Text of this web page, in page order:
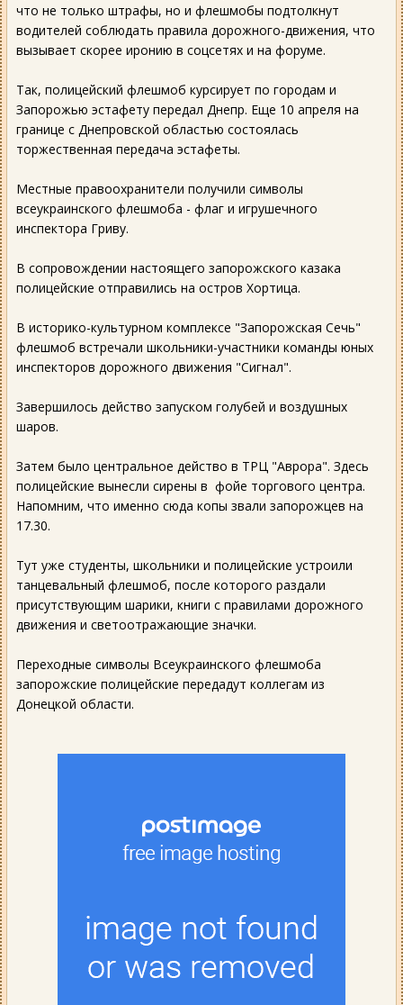
что не только штрафы, но и флешмобы подтолкнут
водителей соблюдать правила дорожного-движения, что
вызывает скорее иронию в соцсетях и на форуме.
Так, полицейский флешмоб курсирует по городам и
Запорожью эстафету передал Днепр. Еще 10 апреля на
границе с Днепровской областью состоялась
торжественная передача эстафеты.
Местные правоохранители получили символы
всеукраинского флешмоба - флаг и игрушечного
инспектора Гриву.
В сопровождении настоящего запорожского казака
полицейские отправились на остров Хортица.
В историко-культурном комплексе "Запорожская Сечь"
флешмоб встречали школьники-участники команды юных
инспекторов дорожного движения "Сигнал".
Завершилось действо запуском голубей и воздушных
шаров.
Затем было центральное действо в ТРЦ "Аврора". Здесь
полицейские вынесли сирены в фойе торгового центра.
Напомним, что именно сюда копы звали запорожцев на
17.30.
Тут уже студенты, школьники и полицейские устроили
танцевальный флешмоб, после которого раздали
присутствующим шарики, книги с правилами дорожного
движения и светоотражающие значки.
Переходные символы Всеукраинского флешмоба
запорожские полицейские передадут коллегам из
Донецкой области.